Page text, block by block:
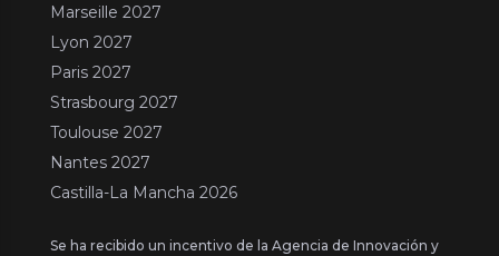
Marseille 2027
Lyon 2027
Paris 2027
Strasbourg 2027
Toulouse 2027
Nantes 2027
Castilla-La Mancha 2026
Se ha recibido un incentivo de la Agencia de Innovación y